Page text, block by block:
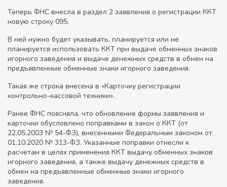
Теперь ФНС внесла в раздел 2 заявления о регистрации ККТ
новую строку 095.
В ней нужно будет указывать, планируется или не
планируется использовать ККТ при выдаче обменных знаков
игорного заведения и выдаче денежных средств в обмен на
предъявленные обменные знаки игорного заведения.
Такая же строка внесена в «Карточку регистрации
контрольно-кассовой техники».
Ранее ФНС поясняла, что обновление формы заявления и
карточки обусловлено поправками в закон о ККТ (от
22.05.2003 № 54-ФЗ), внесенными Федеральным законом от
01.10.2020 № 313-ФЗ. Указанные поправки отнесли к
расчетам в целях применения ККТ выдачу обменных знаков
игорного заведения, а также выдачу денежных средств в
обмен на предъявленные обменные знаки игорного
заведения.